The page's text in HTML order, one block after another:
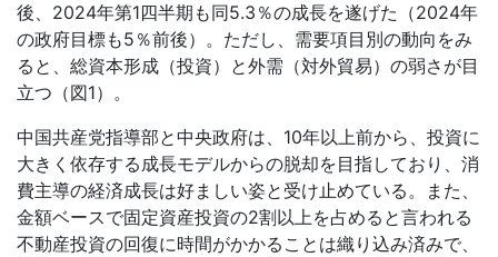
後、 2024年第1四半期も同5.3 ％の成長を遂げた（2024年
の政府目標も5 ％前後）。ただし、需要項目別の動向をみ
ると、総資本形成（投資）と外需（対外貿易）の弱さが目
立つ（図1）。
中国共産党指導部と中央政府は、 10年以上前から、投資に
大きく依存する成長モデルからの脱却を目指しており、消
費主導の経済成長は好ましい姿と受け止めている。また、
金額ベースで固定資産投資の2割以上を占めると言われる
不動産投資の回復に時間がかかることは織り込み済みで、